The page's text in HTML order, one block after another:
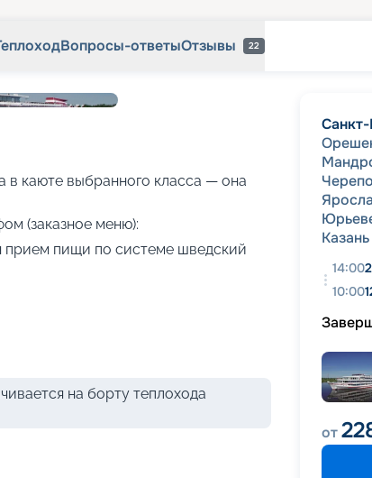
Вопросы-ответыОтзывы 22
каюте выбранного класса — она
(заказное меню):
прием пищи по системе шведский
на борту теплохода
Казань
14:00
10:00
от